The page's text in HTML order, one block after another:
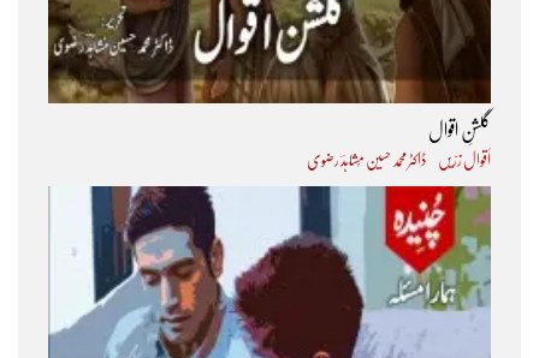
گلشنِ اقوال
اَقوال زرّیں ڈاکٹر محمد حسین مُشاہدؔ رضوی